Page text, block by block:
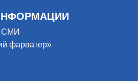
СМИ
фарватер»